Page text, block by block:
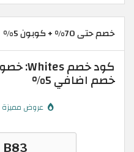
خصم حتى 70% + كوبون 5%
خصم اضافي 5%
عروض مميزة